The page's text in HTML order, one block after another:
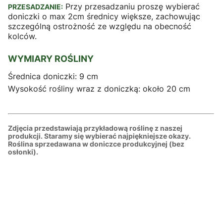
PRZESADZANIE: Przy przesadzaniu proszę wybierać
doniczki o max 2cm średnicy większe, zachowując
szczególną ostrożność ze względu na obecność
kolców.
WYMIARY ROŚLINY
Średnica doniczki: 9 cm
Wysokość rośliny wraz z doniczką: około 20 cm
Zdjęcia przedstawiają przykładową roślinę z naszej
produkcji. Staramy się wybierać najpiękniejsze okazy.
Roślina sprzedawana w doniczce produkcyjnej (bez
osłonki).